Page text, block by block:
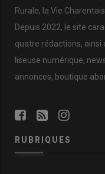
Rurale, la Vie
Depuis 2022, le site
quatre rédactions, ainsi
liseuse numérique,
annonces, boutique
RUBRIQUES